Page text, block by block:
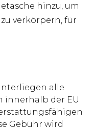
hinzu, um
verkörpern, für
alle
innerhalb der EU
Gebühr wird